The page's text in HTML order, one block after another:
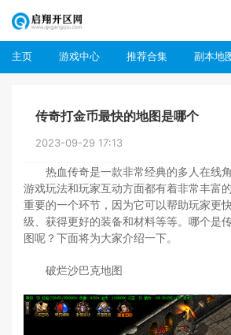
主页 游戏中心 推荐合集 副本地
传奇打金币最快的地图是哪个
2023-09-29 17:13
热血传奇是一款非常经典的多人在线
游戏玩法和玩家互动方面都有着非常丰富
重要的一个环节，因为它可以帮助玩家更
级、获得更好的装备和材料等等。哪个是
图呢？下面将为大家介绍一下。
破烂沙巴克地图